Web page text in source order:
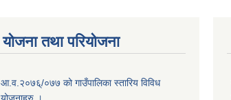
योजना तथा परियोजना
आ.व.२०७६्/०७७ को गाउँपालिका स्तारिय विविध